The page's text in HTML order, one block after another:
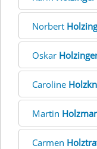
Norbert
Oskar
Caroline
Martin
Carmen